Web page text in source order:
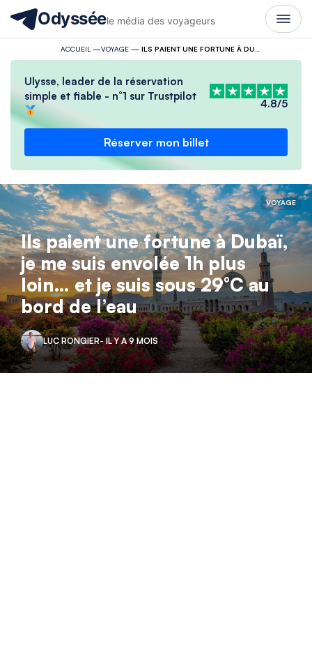
Odysséele média des voyageurs
ACCUEIL —VOYAGE—
Ulysse, leader de la réservation
simple et fiable - n°1 sur Trustpilot
4.8/5
Réserver mon billet
VOYAGE
Ils paient une fortune à Dubaï,
je me suis envolée 1h plus
loin… et je suis sous 29°C au
bord de l’eau
LUC RONGIER- IL Y A 9 MOIS